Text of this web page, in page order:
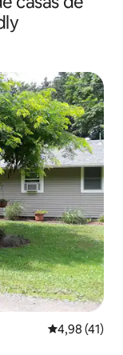
4,98 de uma
4,98 (41)